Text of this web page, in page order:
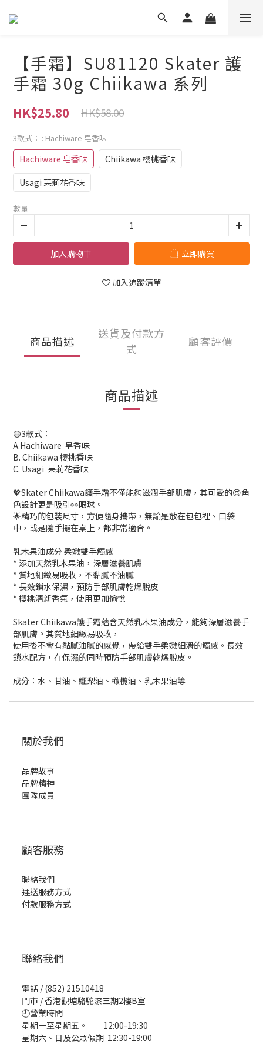
【手霜】SU81120 Skater 護
手霜 30g Chiikawa 系列
HK$25.80 HK$58.00
3款式： : Hachiware 皂香味
Hachiware 皂香味
Chiikawa 櫻桃香味
Usagi 苿莉花香味
數量
加入購物車 立即購買
加入追蹤清單
商品描述
送貨及付款方
式
顧客評價
商品描述
🟡3款式：
A.Hachiware 皂香味
B. Chiikawa 櫻桃香味
C. Usagi 苿莉花香味
💖Skater Chiikawa護手霜不僅能夠滋潤手部肌膚，其可愛的😍角
色設計更是吸引👀眼球。
🌟精巧的包裝尺寸，方便隨身攜帶，無論是放在包包裡、口袋
中，或是隨手擺在桌上，都非常適合。
乳木果油成分 柔嫩雙手觸感
* 添加天然乳木果油，深層滋養肌膚
* 質地細緻易吸收，不黏膩不油膩
* 長效鎖水保濕，預防手部肌膚乾燥脫皮
* 櫻桃清新香氣，使用更加愉悅
Skater Chiikawa護手霜蘊含天然乳木果油成分，能夠深層滋養手
部肌膚。其質地細緻易吸收，
使用後不會有黏膩油膩的感覺，帶給雙手柔嫩細滑的觸感。長效
鎖水配方，在保濕的同時預防手部肌膚乾燥脫皮。
成分：水、甘油、鱷梨油、橄欖油、乳木果油等
關於我們
品牌故事
品牌精神
團隊成員
顧客服務
聯絡我們
運送服務方式
付款服務方式
聯絡我們
電話 / (852) 21510418
門市 / 香港觀塘駱駝漆三期2樓B室
🕘營業時間
星期一至星期五。 12:00-19:30
星期六、日及公眾假期 12:30-19:00